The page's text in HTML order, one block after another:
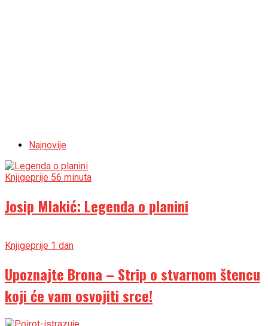
Najnovije
Knjigeprije 56 minuta
Josip Mlakić: Legenda o planini
Knjigeprije 1 dan
Upoznajte Brona – Strip o stvarnom štencu
koji će vam osvojiti srce!